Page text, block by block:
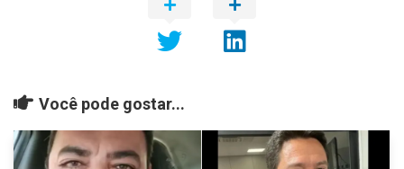
Você pode gostar...